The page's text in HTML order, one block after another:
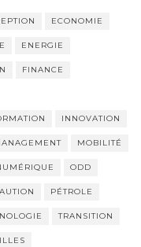
ECONOMIE
ENERGIE
FINANCE
INNOVATION
MOBILITÉ
ODD
PÉTROLE
TRANSITION